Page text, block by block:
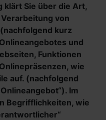
klärt Sie über die Art,
von
kurz
und
Funktionen
wie
auf. (nachfolgend
Im
Begrifflichkeiten, wie